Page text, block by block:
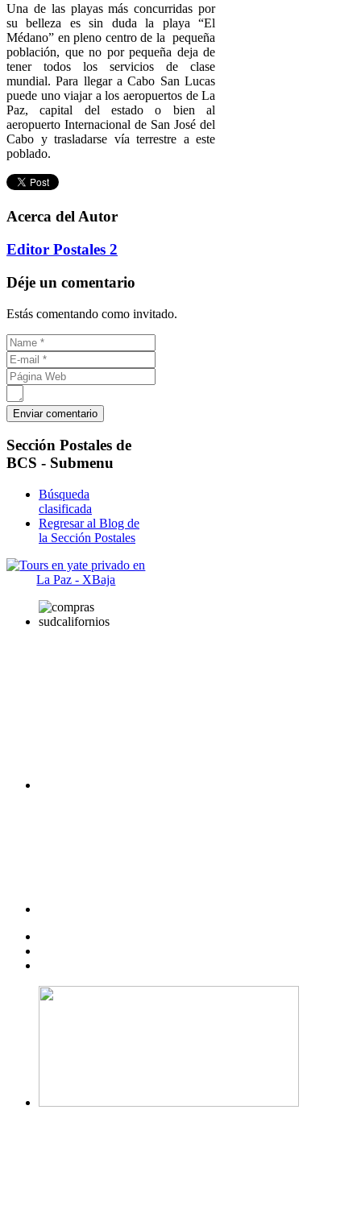
Una de las playas más concurridas por
su belleza es sin duda la playa “El
Médano” en pleno centro de la pequeña
población, que no por pequeña deja de
tener todos los servicios de clase
mundial. Para llegar a Cabo San Lucas
puede uno viajar a los aeropuertos de La
Paz, capital del estado o bien al
aeropuerto Internacional de San José del
Cabo y trasladarse vía terrestre a este
poblado.
Acerca del Autor
Editor Postales 2
Déje un comentario
Estás comentando como invitado.
Sección Postales de
BCS - Submenu
Búsqueda
clasificada
Regresar al Blog de
la Sección Postales